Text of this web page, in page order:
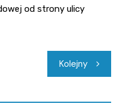
od strony ulicy
Kolejny